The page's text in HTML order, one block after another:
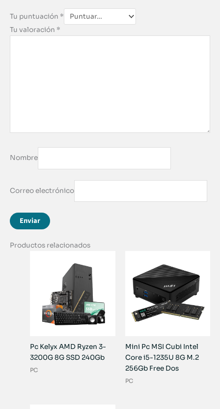
Tu puntuación *
Tu valoración *
Nombre
Correo electrónico
Productos relacionados
Pc Kelyx AMD Ryzen 3-
3200G 8G SSD 240Gb
PC
Mini Pc MSI Cubi Intel
Core i5-1235U 8G M.2
256Gb Free Dos
PC